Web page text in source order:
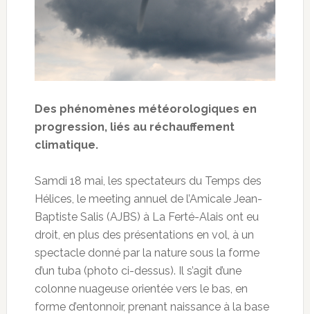
Des phénomènes météorologiques en
progression, liés au réchauffement
climatique.
Samdi 18 mai, les spectateurs du Temps des
Hélices, le meeting annuel de l’Amicale Jean-
Baptiste Salis (AJBS) à La Ferté-Alais ont eu
droit, en plus des présentations en vol, à un
spectacle donné par la nature sous la forme
d’un tuba (photo ci-dessus). Il s’agit d’une
colonne nuageuse orientée vers le bas, en
forme d’entonnoir, prenant naissance à la base